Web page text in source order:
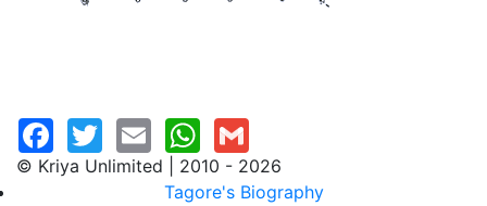
© Kriya Unlimited | 2010 - 2026
Tagore's Biography